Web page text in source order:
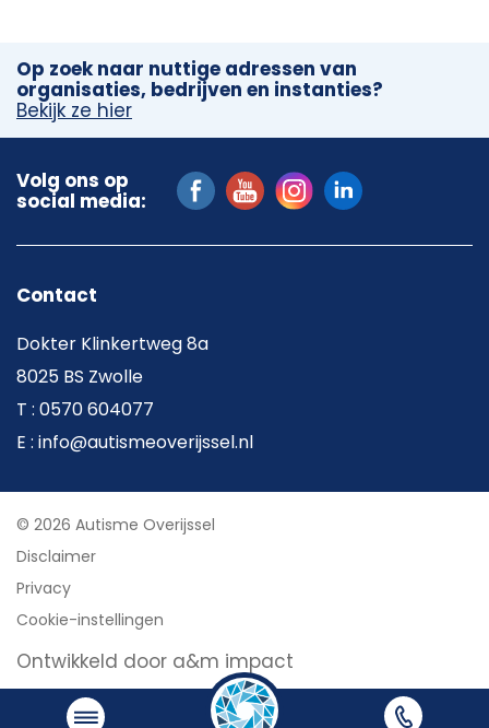
Op zoek naar nuttige adressen van
organisaties, bedrijven en instanties?
Bekijk ze hier
Volg ons op
social media:
Contact
Dokter Klinkertweg 8a
8025 BS Zwolle
T : 0570 604077
E : info@autismeoverijssel.nl
© 2026 Autisme Overijssel
Disclaimer
Privacy
Cookie-instellingen
Ontwikkeld door a&m impact